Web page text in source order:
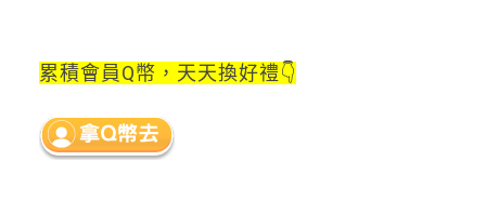
累積會員Q幣， 天天換好禮👇